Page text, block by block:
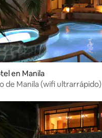
en Manila
de Manila (wifi ultrarrápido)